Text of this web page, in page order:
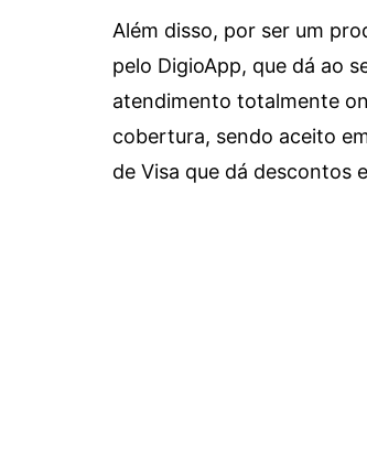
Além disso, por ser um
pelo DigioApp, que dá ao
atendimento totalmente
cobertura, sendo aceito
de Visa que dá descontos